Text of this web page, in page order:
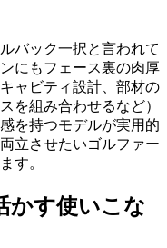
バック一択と言われて
にもフェース裏の肉厚
ャビティ設計、部材の
を組み合わせるなど）
を持つモデルが実用的
立させたいゴルファー
す。
かす使いこな